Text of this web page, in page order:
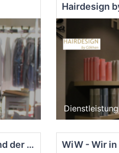
Dienstleistung
Schlaganfallbüro Bergisch Land der SHG Schlaganfall Wk e.V.